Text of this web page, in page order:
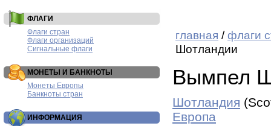
ФЛАГИ
Флаги стран
Флаги организаций
Сигнальные флаги
МОНЕТЫ И БАНКНОТЫ
Монеты Европы
Банкноты стран
ИНФОРМАЦИЯ
главная /флаги
Шотландии
Вымпел
Шотландия
Европа